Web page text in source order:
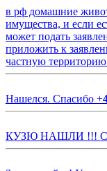
в рф домашние
имущества, и если
может подать
приложить к
частную
Нашелся. Спасибо +
КУЗЮ НАШЛИ !!!